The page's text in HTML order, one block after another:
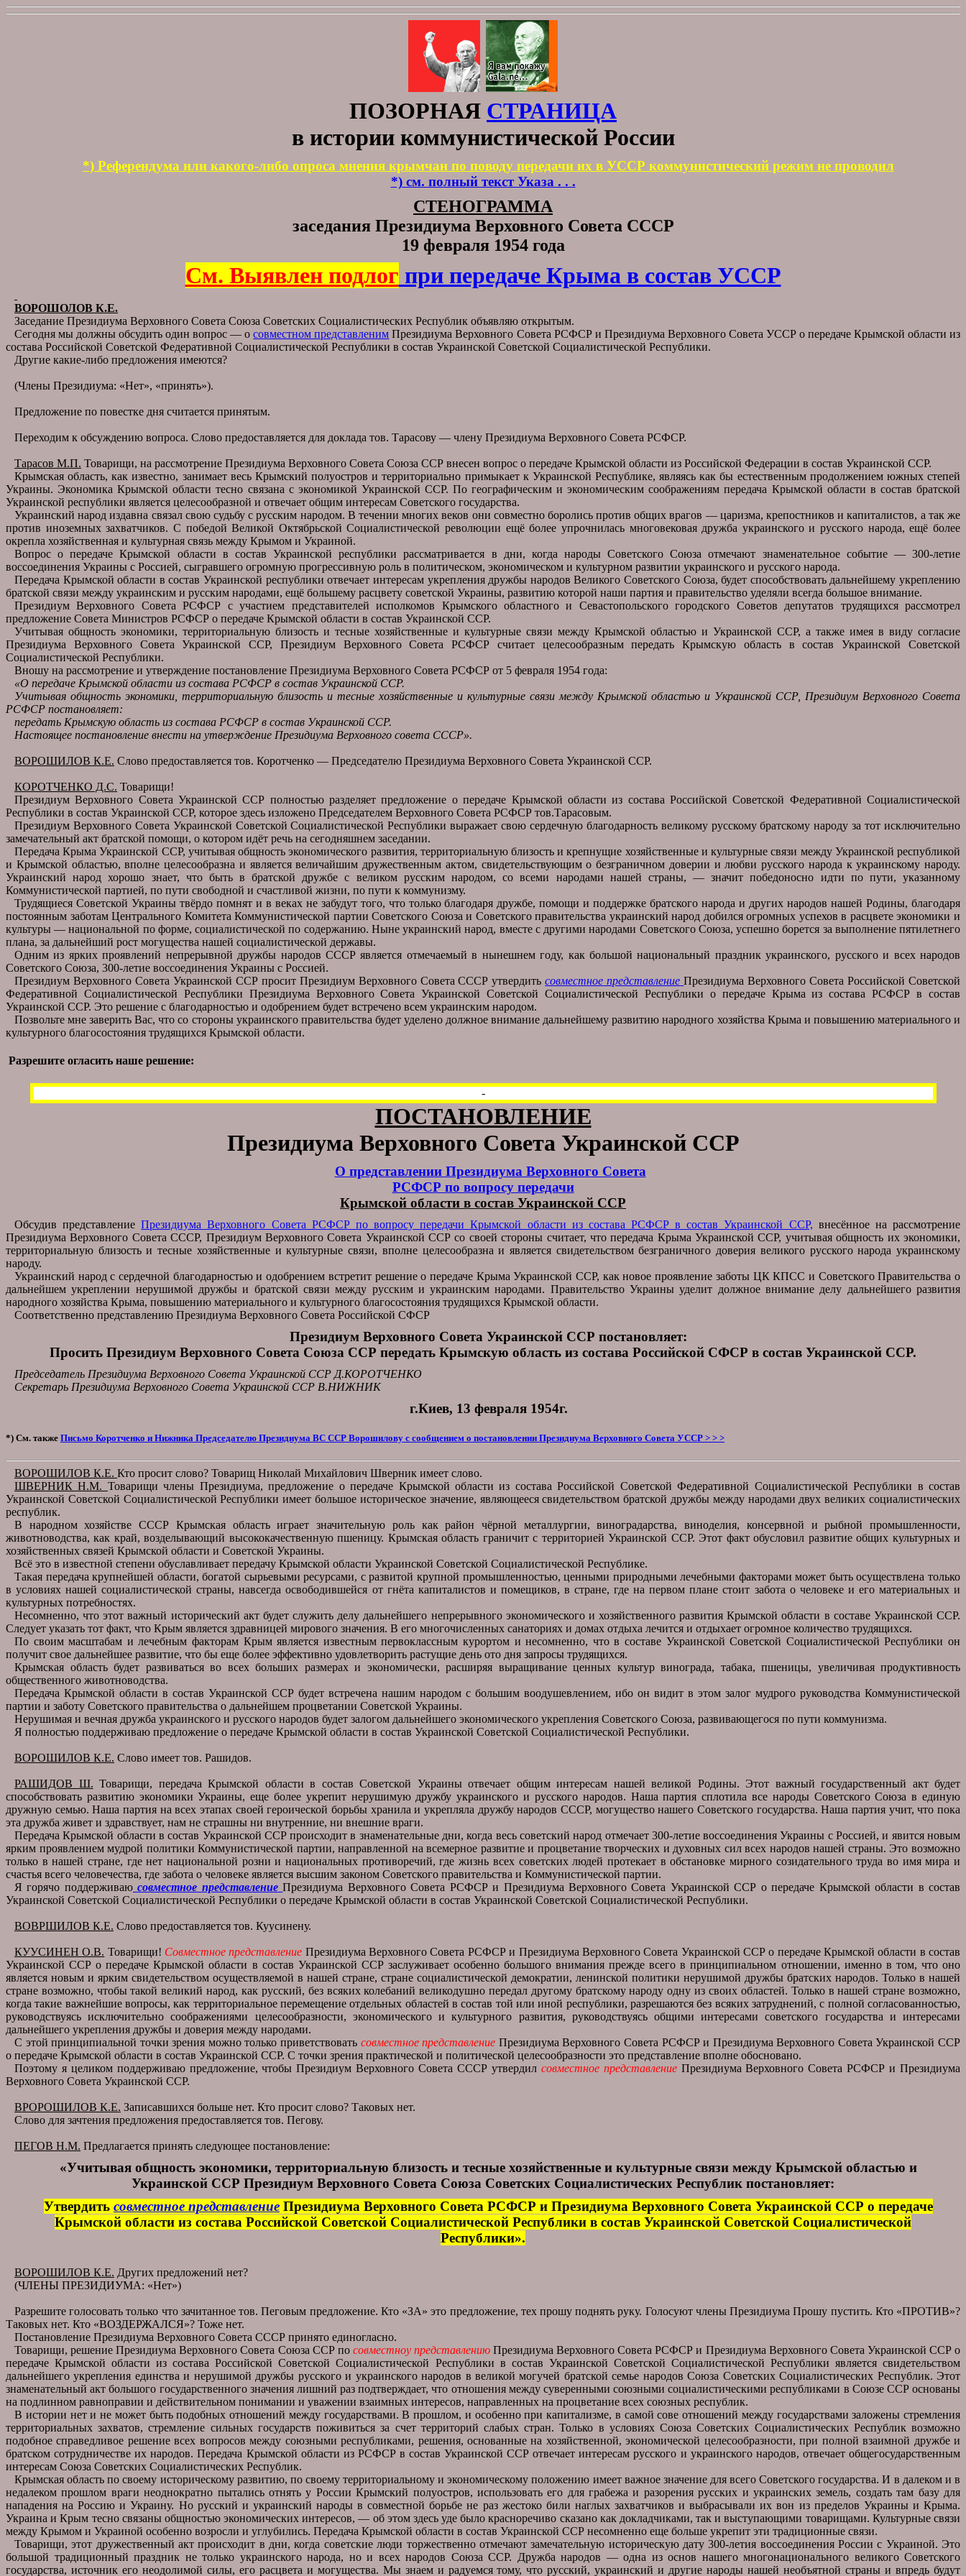
ПОЗОРНАЯ СТРАНИЦА
в истории коммунистической России
*) Референдума или какого-либо опроса мнения крымчан по поводу передачи их в УССР коммунистический режим не проводил
*) см. полный текст Указа . . .
СТЕНОГРАММА
заседания Президиума Верховного Совета СССР
19 февраля 1954 года
См. Выявлен подлог при передаче Крыма в состав УССР
ВОРОШОЛОВ К.Е.
Заседание Президиума Верховного Совета Союза Советских Социалистических Республик объявляю открытым.
Сегодня мы должны обсудить один вопрос — осовместном представленим Президиума Верховного Совета РСФСР и Президиума Верховного Совета УССР о передаче Крымской области из
состава Российской Советской Федеративной Социалистической Республики в состав Украинской Советской Социалистической Республики.
Другие какие-либо предложения имеются?
(Члены Президиума: «Нет», «принять»).
Предложение по повестке дня считается принятым.
Переходим к обсуждению вопроса. Слово предоставляется для доклада тов. Тарасову — члену Президиума Верховного Совета РСФСР.
Тарасов М.П. Товарищи, на рассмотрение Президиума Верховного Совета Союза ССР внесен вопрос о передаче Крымской области из Российской Федерации в состав Украинской ССР.
Крымская область, как известно, занимает весь Крымский полуостров и территориально примыкает к Украинской Республике, являясь как бы естественным продолжением южных степей
Украины. Экономика Крымской области тесно связана с экономикой Украинской ССР. По географическим и экономическим соображениям передача Крымской области в состав братской
Украинской республики является целесообразной и отвечает общим интересам Советского государства.
Украинский народ издавна связал свою судьбу с русским народом. В течении многих веков они совместно боролись против общих врагов — царизма, крепостников и капиталистов, а так же
против иноземных захватчиков. С победой Великой Октябрьской Социалистической революции ещё более упрочнилась многовековая дружба украинского и русского народа, ещё более
окрепла хозяйственная и культурная связь между Крымом и Украиной.
Вопрос о передаче Крымской области в состав Украинской республики рассматривается в дни, когда народы Советского Союза отмечают знаменательное событие — 300-летие
воссоединения Украины с Россией, сыгравшего огромную прогрессивную роль в политическом, экономическом и культурном развитии украинского и русского народа.
Передача Крымской области в состав Украинской республики отвечает интересам укрепления дружбы народов Великого Советского Союза, будет способствовать дальнейшему укреплению
братской связи между украинским и русским народами, ещё большему расцвету советской Украины, развитию которой наши партия и правительство уделяли всегда большое внимание.
Президиум Верховного Совета РСФСР с участием представителей исполкомов Крымского областного и Севастопольского городского Советов депутатов трудящихся рассмотрел
предложение Совета Министров РСФСР о передаче Крымской области в состав Украинской ССР.
Учитывая общность экономики, территориальную близость и тесные хозяйственные и культурные связи между Крымской областью и Украинской ССР, а также имея в виду согласие
Президиума Верховного Совета Украинской ССР, Президиум Верховного Совета РСФСР считает целесообразным передать Крымскую область в состав Украинской Советской
Социалистической Республики.
Вношу на рассмотрение и утверждение постановление Президиума Верховного Совета РСФСР от 5 февраля 1954 года:
«О передаче Крымской области из состава РСФСР в состав Украинской ССР.
Учитывая общность экономики, территориальную близость и тесные хозяйственные и культурные связи между Крымской областью и Украинской ССР, Президиум Верховного Совета
РСФСР постановляет:
передать Крымскую область из состава РСФСР в состав Украинской ССР.
Настоящее постановление внести на утверждение Президиума Верховного совета СССР».
ВОРОШИЛОВ К.Е. Слово предоставляется тов. Коротченко — Председателю Президиума Верховного Совета Украинской ССР.
КОРОТЧЕНКО Д.С. Товарищи!
Президиум Верховного Совета Украинской ССР полностью разделяет предложение о передаче Крымской области из состава Российской Советской Федеративной Социалистической
Республики в состав Украинской ССР, которое здесь изложено Председателем Верховного Совета РСФСР тов.Тарасовым.
Президиум Верховного Совета Украинской Советской Социалистической Республики выражает свою сердечную благодарность великому русскому братскому народу за тот исключительно
замечательный акт братской помощи, о котором идёт речь на сегодняшнем заседании.
Передача Крыма Украинской ССР, учитывая общность экономического развития, территориальную близость и крепнущие хозяйственные и культурные связи между Украинской республикой
и Крымской областью, вполне целесообразна и является величайшим дружественным актом, свидетельствующим о безграничном доверии и любви русского народа к украинскому народу.
Украинский народ хорошо знает, что быть в братской дружбе с великом русским народом, со всеми народами нашей страны, — значит победоносно идти по пути, указанному
Коммунистической партией, по пути свободной и счастливой жизни, по пути к коммунизму.
Трудящиеся Советской Украины твёрдо помнят и в веках не забудут того, что только благодаря дружбе, помощи и поддержке братского народа и других народов нашей Родины, благодаря
постоянным заботам Центрального Комитета Коммунистической партии Советского Союза и Советского правительства украинский народ добился огромных успехов в расцвете экономики и
культуры — национальной по форме, социалистической по содержанию. Ныне украинский народ, вместе с другими народами Советского Союза, успешно борется за выполнение пятилетнего
плана, за дальнейший рост могущества нашей социалистической державы.
Одним из ярких проявлений непрерывной дружбы народов СССР является отмечаемый в нынешнем году, как большой национальный праздник украинского, русского и всех народов
Советского Союза, 300-летие воссоединения Украины с Россией.
Президиум Верховного Совета Украинской ССР просит Президиум Верховного Совета СССР утвердить совместное представление Президиума Верховного Совета Российской Советской
Федеративной Социалистической Республики Президиума Верховного Совета Украинской Советской Социалистической Республики о передаче Крыма из состава РСФСР в состав
Украинской ССР. Это решение с благодарностью и одобрением будет встречено всем украинским народом.
Позвольте мне заверить Вас, что со стороны украинского правительства будет уделено должное внимание дальнейшему развитию народного хозяйства Крыма и повышению материального и
культурного благосостояния трудящихся Крымской области.
Разрешите огласить наше решение:
-
ПОСТАНОВЛЕНИЕ
Президиума Верховного Совета Украинской ССР
О представлении Президиума Верховного Совета
РСФСР по вопросу передачи
Крымской области в состав Украинской ССР
Обсудив представлениеПрезидиума Верховного Совета РСФСР по вопросу передачи Крымской области из состава РСФСР в состав Украинской ССР, внесённое на рассмотрение
Президиума Верховного Совета СССР, Президиум Верховного Совета Украинской ССР со своей стороны считает, что передача Крыма Украинской ССР, учитывая общность их экономики,
территориальную близость и тесные хозяйственные и культурные связи, вполне целесообразна и является свидетельством безграничного доверия великого русского народа украинскому
народу.
Украинский народ с сердечной благодарностью и одобрением встретит решение о передаче Крыма Украинской ССР, как новое проявление заботы ЦК КПСС и Советского Правительства о
дальнейшем укреплении нерушимой дружбы и братской связи между русским и украинским народами. Правительство Украины уделит должное внимание делу дальнейшего развития
народного хозяйства Крыма, повышению материального и культурного благосостояния трудящихся Крымской области.
Соответственно представлению Президиума Верховного Совета Российской СФСР
Президиум Верховного Совета Украинской ССР постановляет:
Просить Президиум Верховного Совета Союза ССР передать Крымскую область из состава Российской СФСР в состав Украинской ССР.
Председатель Президиума Верховного Совета Украинской ССР Д.КОРОТЧЕНКО
Секретарь Президиума Верховного Совета Украинской ССР В.НИЖНИК
г.Киев, 13 февраля 1954г.
*) См. также Письмо Коротченко и Нижника Председателю Президиума ВС ССР Ворошилову с сообщением о постановлении Президиума Верховного Совета УССР > > >
ВОРОШИЛОВ К.Е. Кто просит слово? Товарищ Николай Михайлович Шверник имеет слово.
ШВЕРНИК Н.М. Товарищи члены Президиума, предложение о передаче Крымской области из состава Российской Советской Федеративной Социалистической Республики в состав
Украинской Советской Социалистической Республики имеет большое историческое значение, являющееся свидетельством братской дружбы между народами двух великих социалистических
республик.
В народном хозяйстве СССР Крымская область играет значительную роль как район чёрной металлургии, виноградарства, виноделия, консервной и рыбной промышленности,
животноводства, как край, возделывающий высококачественную пшеницу. Крымская область граничит с территорией Украинской ССР. Этот факт обусловил развитие общих культурных и
хозяйственных связей Крымской области и Советской Украины.
Всё это в известной степени обуславливает передачу Крымской области Украинской Советской Социалистической Республике.
Такая передача крупнейшей области, богатой сырьевыми ресурсами, с развитой крупной промышленностью, ценными природными лечебными факторами может быть осуществлена только
в условиях нашей социалистической страны, навсегда освободившейся от гнёта капиталистов и помещиков, в стране, где на первом плане стоит забота о человеке и его материальных и
культурных потребностях.
Несомненно, что этот важный исторический акт будет служить делу дальнейшего непрерывного экономического и хозяйственного развития Крымской области в составе Украинской ССР.
Следует указать тот факт, что Крым является здравницей мирового значения. В его многочисленных санаториях и домах отдыха лечится и отдыхает огромное количество трудящихся.
По своим масштабам и лечебным факторам Крым является известным первоклассным курортом и несомненно, что в составе Украинской Советской Социалистической Республики он
получит свое дальнейшее развитие, что бы еще более эффективно удовлетворить растущие день ото дня запросы трудящихся.
Крымская область будет развиваться во всех больших размерах и экономически, расширяя выращивание ценных культур винограда, табака, пшеницы, увеличивая продуктивность
общественного животноводства.
Передача Крымской области в состав Украинской ССР будет встречена нашим народом с большим воодушевлением, ибо он видит в этом залог мудрого руководства Коммунистической
партии и заботу Советского правительства о дальнейшем процветании Советской Украины.
Нерушимая и вечная дружба украинского и русского народов будет залогом дальнейшего экономического укрепления Советского Союза, развивающегося по пути коммунизма.
Я полностью поддерживаю предложение о передаче Крымской области в состав Украинской Советской Социалистической Республики.
ВОРОШИЛОВ К.Е. Слово имеет тов. Рашидов.
РАШИДОВ Ш. Товарищи, передача Крымской области в состав Советской Украины отвечает общим интересам нашей великой Родины. Этот важный государственный акт будет
способствовать развитию экономики Украины, еще более укрепит нерушимую дружбу украинского и русского народов. Наша партия сплотила все народы Советского Союза в единую
дружную семью. Наша партия на всех этапах своей героической борьбы хранила и укрепляла дружбу народов СССР, могущество нашего Советского государства. Наша партия учит, что пока
эта дружба живет и здравствует, нам не страшны ни внутренние, ни внешние враги.
Передача Крымской области в состав Украинской ССР происходит в знаменательные дни, когда весь советский народ отмечает 300-летие воссоединения Украины с Россией, и явится новым
ярким проявлением мудрой политики Коммунистической партии, направленной на всемерное развитие и процветание творческих и духовных сил всех народов нашей страны. Это возможно
только в нашей стране, где нет национальной розни и национальных противоречий, где жизнь всех советских людей протекает в обстановке мирного созидательного труда во имя мира и
счастья всего человечества, где забота о человеке является высшим законом Советского правительства и Коммунистической партии.
Я горячо поддерживаю совместное представление Президиума Верховного Совета РСФСР и Президиума Верховного Совета Украинской ССР о передаче Крымской области в состав
Украинской Советской Социалистической Республики о передаче Крымской области в состав Украинской Советской Социалистической Республики.
ВОВРШИЛОВ К.Е. Слово предоставляется тов. Куусинену.
КУУСИНЕН О.В. Товарищи! Совместное представление Президиума Верховного Совета РСФСР и Президиума Верховного Совета Украинской ССР о передаче Крымской области в состав
Украинской ССР о передаче Крымской области в состав Украинской ССР заслуживает особенно большого внимания прежде всего в принципиальном отношении, именно в том, что оно
является новым и ярким свидетельством осуществляемой в нашей стране, стране социалистической демократии, ленинской политики нерушимой дружбы братских народов. Только в нашей
стране возможно, чтобы такой великий народ, как русский, без всяких колебаний великодушно передал другому братскому народу одну из своих областей. Только в нашей стране возможно,
когда такие важнейшие вопросы, как территориальное перемещение отдельных областей в состав той или иной республики, разрешаются без всяких затруднений, с полной согласованностью,
руководствуясь исключительно соображениями целесообразности, экономического и культурного развития, руководствуясь общими интересами советского государства и интересами
дальнейшего укрепления дружбы и доверия между народами.
С этой принципиальной точки зрения можно только приветствовать совместное представление Президиума Верховного Совета РСФСР и Президиума Верховного Совета Украинской ССР
о передаче Крымской области в состав Украинской ССР. С точки зрения практической и политической целесообразности это представление вполне обосновано.
Поэтому я целиком поддерживаю предложение, чтобы Президиум Верховного Совета СССР утвердил совместное представлениеПрезидиума Верховного Совета РСФСР и Президиума
Верховного Совета Украинской ССР.
ВРОРОШИЛОВ К.Е. Записавшихся больше нет. Кто просит слово? Таковых нет.
Слово для зачтения предложения предоставляется тов. Пегову.
ПЕГОВ Н.М. Предлагается принять следующее постановление:
«Учитывая общность экономики, территориальную близость и тесные хозяйственные и культурные связи между Крымской областью и
Украинской ССР Президиум Верховного Совета Союза Советских Социалистических Республик постановляет:
Утвердить совместное представление Президиума Верховного Совета РСФСР и Президиума Верховного Совета Украинской ССР о передаче
Крымской области из состава Российской Советской Социалистической Республики в состав Украинской Советской Социалистической
Республики».
ВОРОШИЛОВ К.Е. Других предложений нет?
(ЧЛЕНЫ ПРЕЗИДИУМА: «Нет»)
Разрешите голосовать только что зачитанное тов. Пеговым предложение. Кто «ЗА» это предложение, тех прошу поднять руку. Голосуют члены Президиума Прошу пустить. Кто «ПРОТИВ»?
Таковых нет. Кто «ВОЗДЕРЖАЛСЯ»? Тоже нет.
Постановление Президиума Верховного Совета СССР принято единогласно.
Товарищи, решение Президиума Верховного Совета Союза ССР по совместноу представлениюПрезидиума Верховного Совета РСФСР и Президиума Верховного Совета Украинской ССР о
передаче Крымской области из состава Российской Советской Социалистической Республики в состав Украинской Советской Социалистической Республики является свидетельством
дальнейшего укрепления единства и нерушимой дружбы русского и украинского народов в великой могучей братской семье народов Союза Советских Социалистических Республик. Этот
знаменательный акт большого государственного значения лишний раз подтверждает, что отношения между суверенными союзными социалистическими республиками в Союзе ССР основаны
на подлинном равноправии и действительном понимании и уважении взаимных интересов, направленных на процветание всех союзных республик.
В истории нет и не может быть подобных отношений между государствами. В прошлом, и особенно при капитализме, в самой сове отношений между государствами заложены стремления
территориальных захватов, стремление сильных государств поживиться за счет территорий слабых стран. Только в условиях Союза Советских Социалистических Республик возможно
подобное справедливое решение всех вопросов между союзными республиками, решения, основанные на хозяйственной, экономической целесообразности, при полной взаимной дружбе и
братском сотрудничестве их народов. Передача Крымской области из РСФСР в состав Украинской ССР отвечает интересам русского и украинского народов, отвечает общегосударственным
интересам Союза Советских Социалистических Республик.
Крымская область по своему историческому развитию, по своему территориальному и экономическому положению имеет важное значение для всего Советского государства. И в далеком и в
недалеком прошлом враги неоднократно пытались отнять у России Крымский полуостров, использовать его для грабежа и разорения русских и украинских земель, создать там базу для
нападения на Россию и Украину. Но русский и украинский народы в совместной борьбе не раз жестоко били наглых захватчиков и выбрасывали их вон из пределов Украины и Крыма.
Украина и Крым тесно связаны общностью экономических интересов, — об этом здесь уде было красноречиво сказано как докладчиками, так и выступающими товарищами. Культурные связи
между Крымом и Украиной особенно возросли и углубились. Передача Крымской области в состав Украинской ССР несомненно еще больше укрепит эти традиционные связи.
Товарищи, этот дружественный акт происходит в дни, когда советские люди торжественно отмечают замечательную историческую дату 300-летия воссоединения России с Украиной. Это
большой традиционный праздник не только украинского народа, но и всех народов Союза ССР. Дружба народов — одна из основ нашего многонационального великого Советского
государства, источник его неодолимой силы, его расцвета и могущества. Мы знаем и радуемся тому, что русский, украинский и другие народы нашей необъятной страны и впредь будут